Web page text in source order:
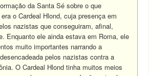
da Santa Sé sobre o que
o Cardeal Hlond, cuja presença em
nazistas que conseguiram, afinal,
Enquanto ele ainda estava em Roma, ele
muito importantes narrando a
pelos nazistas contra a
O Cardeal Hlond tinha muitos meios